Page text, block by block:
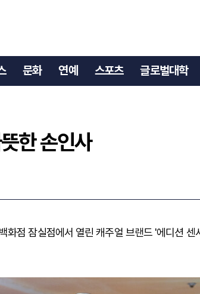
문화 연예 스포츠 글로벌대학
따뜻한 손인사
한 손인사
화점 잠실점에서 열린 캐주얼 브랜드 '에디션 센